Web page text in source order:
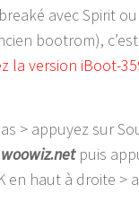
avec Spirit
bootrom),
la version iBoot-
> appuyez sur
puis
en haut à droite >